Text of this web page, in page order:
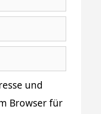
und
Browser für